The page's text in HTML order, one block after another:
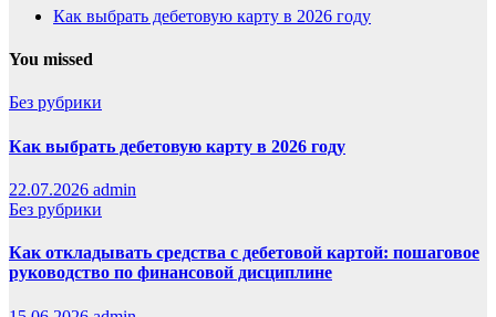
Как выбрать дебетовую карту в 2026 году
You missed
Без рубрики
Как выбрать дебетовую карту в 2026 году
22.07.2026 admin
Без рубрики
Как откладывать средства с дебетовой картой: пошаговое
руководство по финансовой дисциплине